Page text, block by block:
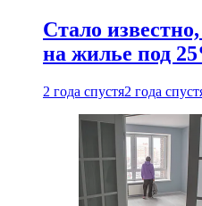
Стало
на жилье под
2 года спустя2 года